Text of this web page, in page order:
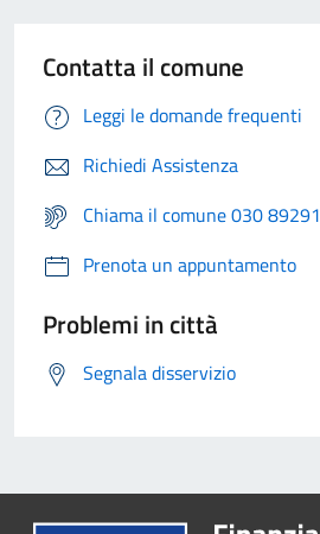
Contatta il comune
Leggi le domande frequenti
Richiedi Assistenza
Chiama il comune 030 89291
Prenota un appuntamento
Problemi in città
Segnala disservizio